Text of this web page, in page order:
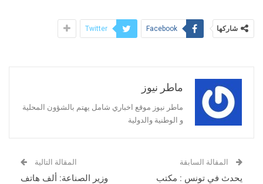
شاركها Facebook
Twitter
ماطر نيوز
ماطر نيوز موقع اخباري شامل يهتم بالشؤون المحلية
و الوطنية والدولية
المقالة السابقة
يحدث في تونس : مكتب
المقالة التالية
وزير الصناعة: ألف هاتف